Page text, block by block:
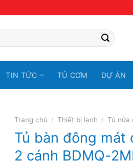
TIN TỨC TỦ CƠM DỰ ÁN
Trang chủ / Thiết bị lạnh / Tủ nửa
Tủ bàn đông mát
2 cánh BDMQ-